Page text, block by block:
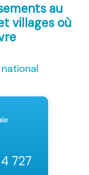
au
villages où
727